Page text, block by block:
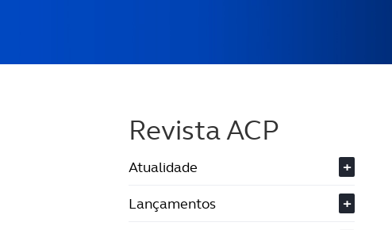
Revista ACP
Atualidade
+
Lançamentos
+